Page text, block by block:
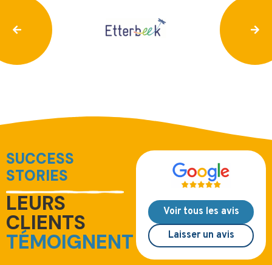
SUCCESS
STORIES
LEURS
CLIENTS
TÉMOIGNENT
Voir tous les avis
Laisser un avis